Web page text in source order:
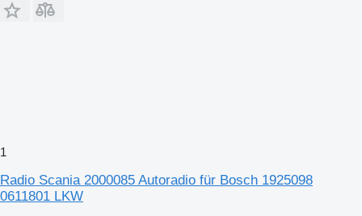
1
Radio Scania 2000085 Autoradio für Bosch 1925098
0611801 LKW